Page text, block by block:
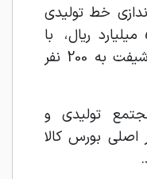
خط تولیدی
شماره 2 و اعتبار تقریبی 50 میلیارد ریال، با
افزایش نیروی انسانی در 3 شیفت به 200 نفر
تولیدی و
اصلی بورس کالا